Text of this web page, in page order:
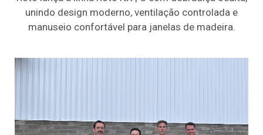
unindo design moderno, ventilação controlada e
manuseio confortável para janelas de madeira.